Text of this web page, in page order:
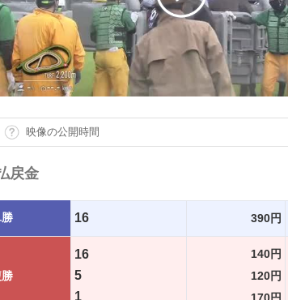
映像の公開時間
戻金
16 390円
16
5
1
140円
120円
170円